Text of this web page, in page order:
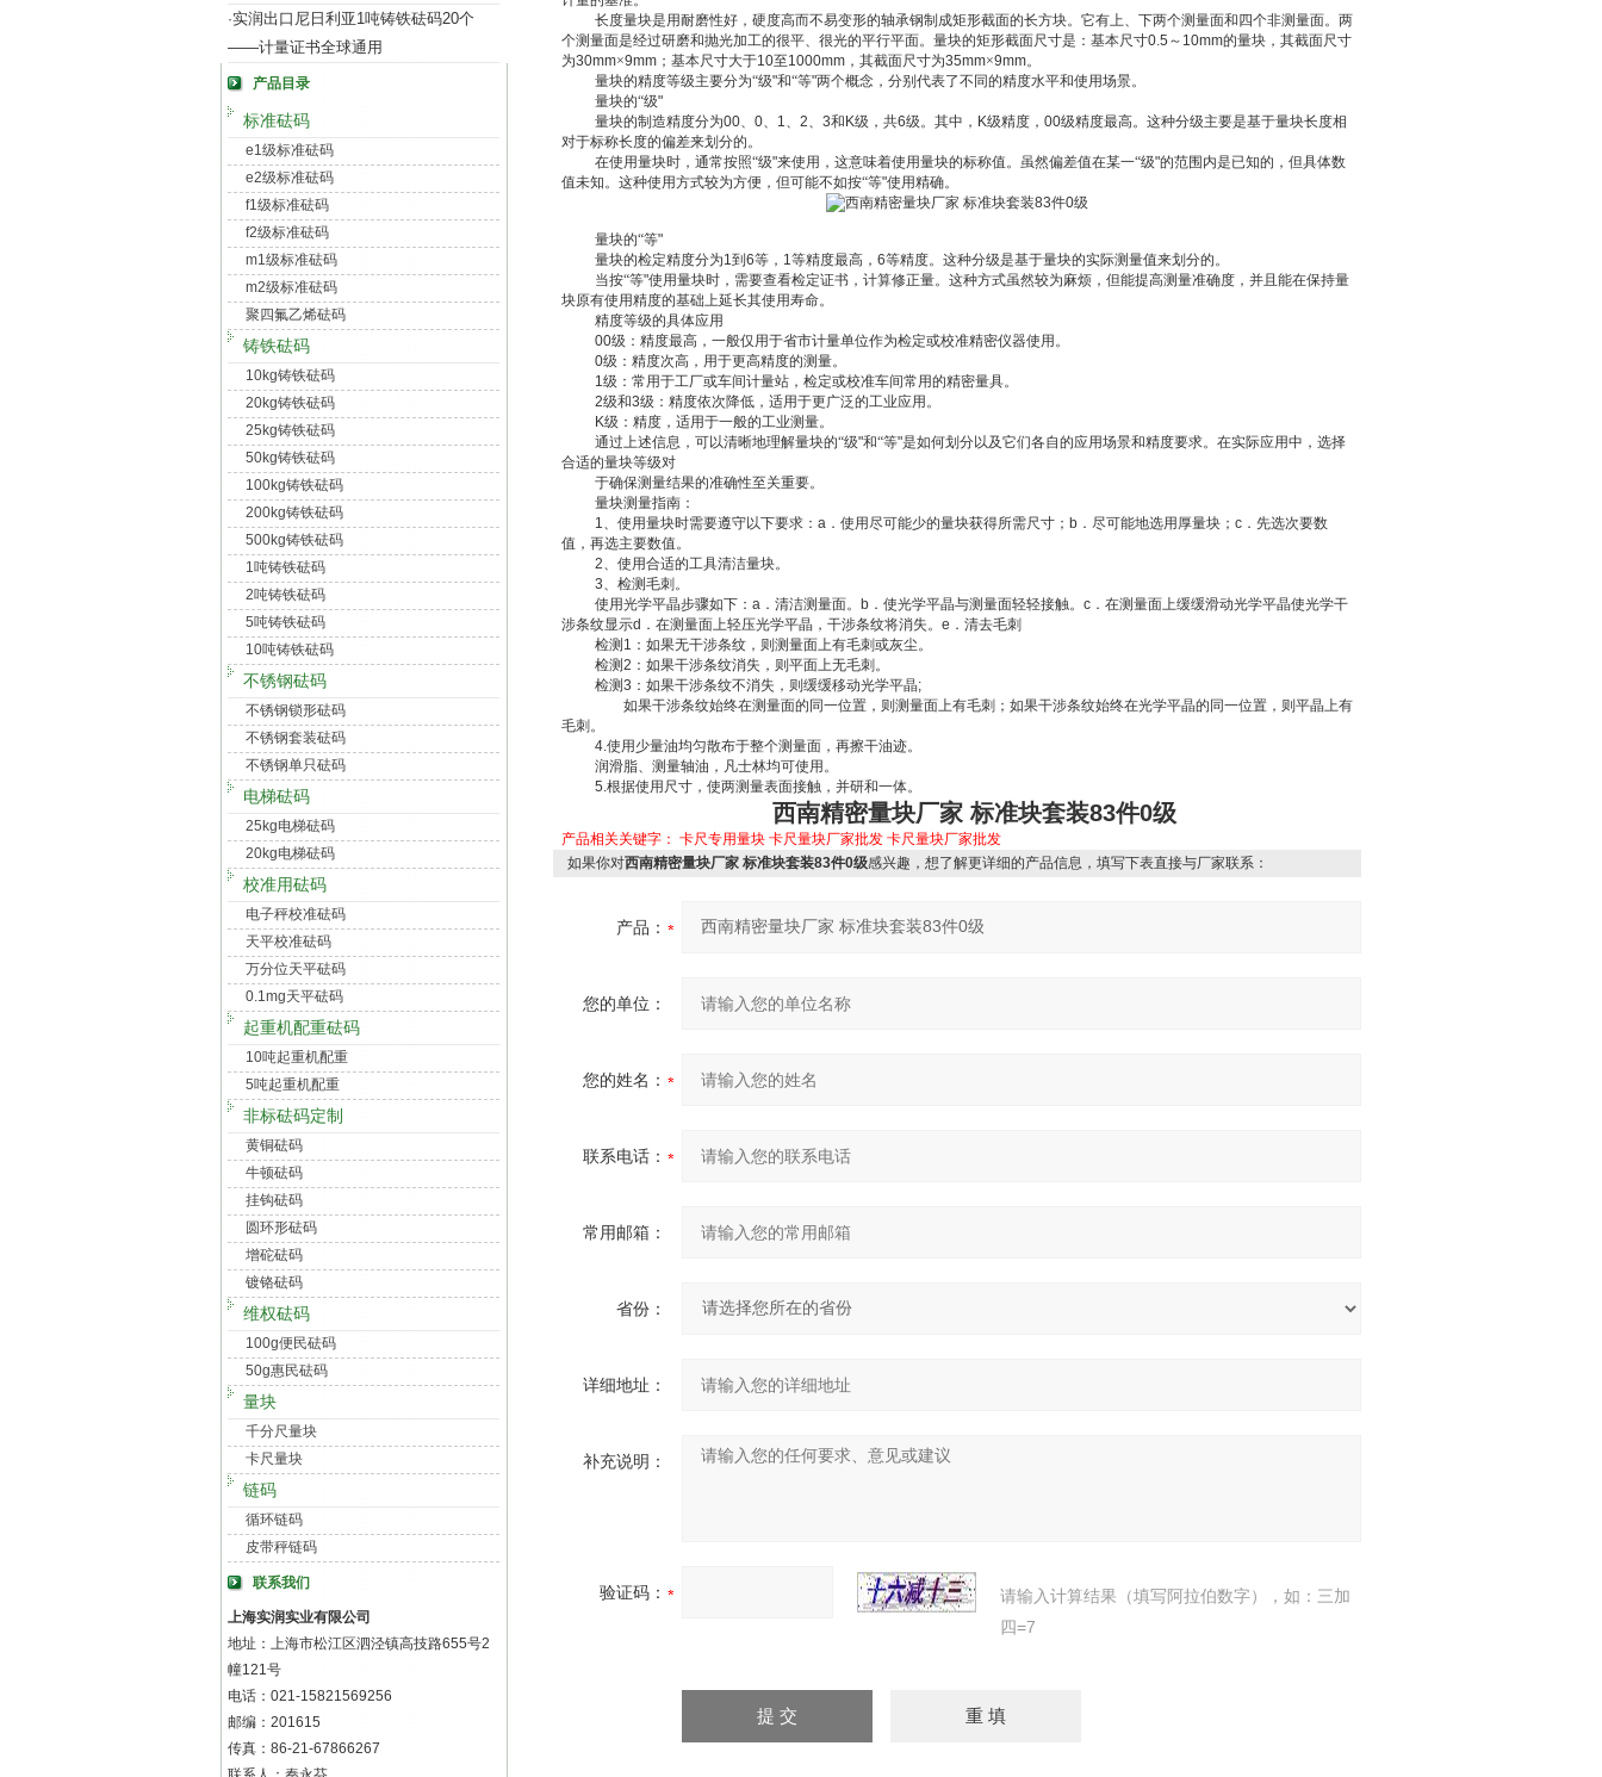
·实润出口尼日利亚1吨铸铁砝码20个
——计量证书全球通用
产品目录
标准砝码
e1级标准砝码
e2级标准砝码
f1级标准砝码
f2级标准砝码
m1级标准砝码
m2级标准砝码
聚四氟乙烯砝码
铸铁砝码
10kg铸铁砝码
20kg铸铁砝码
25kg铸铁砝码
50kg铸铁砝码
100kg铸铁砝码
200kg铸铁砝码
500kg铸铁砝码
1吨铸铁砝码
2吨铸铁砝码
5吨铸铁砝码
10吨铸铁砝码
不锈钢砝码
不锈钢锁形砝码
不锈钢套装砝码
不锈钢单只砝码
电梯砝码
25kg电梯砝码
20kg电梯砝码
校准用砝码
电子秤校准砝码
天平校准砝码
万分位天平砝码
0.1mg天平砝码
起重机配重砝码
10吨起重机配重
5吨起重机配重
非标砝码定制
黄铜砝码
牛顿砝码
挂钩砝码
圆环形砝码
增砣砝码
镀铬砝码
维权砝码
100g便民砝码
50g惠民砝码
量块
千分尺量块
卡尺量块
链码
循环链码
皮带秤链码
联系我们
上海实润实业有限公司
地址：上海市松江区泗泾镇高技路655号2
幢121号
电话：021-15821569256
邮编：201615
传真：86-21-67866267
长度量块是用耐磨性好，硬度高而不易变形的轴承钢制成矩形截面的长方块。它有上、下两个测量面和四个非测量面。两
个测量面是经过研磨和抛光加工的很平、很光的平行平面。量块的矩形截面尺寸是：基本尺寸0.5 ～ 10mm的量块，其截面尺寸
为30mm×9mm ；基本尺寸大于10至1000mm ，其截面尺寸为35mm×9mm。
量块的精度等级主要分为“级"和“等"两个概念，分别代表了不同的精度水平和使用场景。
量块的“级"
量块的制造精度分为00、 0、 1、 2、 3和 K级，共6级。其中， K级精度， 00级精度最高。这种分级主要是基于量块长度相
对于标称长度的偏差来划分的。
在使用量块时，通常按照“级"来使用，这意味着使用量块的标称值。虽然偏差值在某一“级"的范围内是已知的，但具体数
值未知。这种使用方式较为方便，但可能不如按“等"使用精确。
量块的“等"
量块的检定精度分为1到 6等， 1等精度最高， 6等精度。这种分级是基于量块的实际测量值来划分的。
当按“等"使用量块时，需要查看检定证书，计算修正量。这种方式虽然较为麻烦，但能提高测量准确度，并且能在保持量
块原有使用精度的基础上延长其使用寿命。
精度等级的具体应用
‌00级 ：精度最高，一般仅用于省市计量单位作为检定或校准精密仪器使用。
‌0级 ：精度次高，用于更高精度的测量。
‌1级 ：常用于工厂或车间计量站，检定或校准车间常用的精密量具。
‌2级和3级 ：精度依次降低，适用于更广泛的工业应用。
‌K级 ：精度，适用于一般的工业测量。
通过上述信息，可以清晰地理解量块的“级"和“等"是如何划分以及它们各自的应用场景和精度要求。在实际应用中，选择
合适的量块等级对
于确保测量结果的准确性至关重要。
量块测量指南：
1、使用量块时需要遵守以下要求： a ．使用尽可能少的量块获得所需尺寸； b ．尽可能地选用厚量块； c ．先选次要数
值，再选主要数值。
2、使用合适的工具清洁量块。
3、检测毛刺。
使用光学平晶步骤如下： a ．清洁测量面。 b ．使光学平晶与测量面轻轻接触。 c ．在测量面上缓缓滑动光学平晶使光学干
涉条纹显示d ．在测量面上轻压光学平晶，干涉条纹将消失。 e ．清去毛刺
检测 1 ：如果无干涉条纹，则测量面上有毛刺或灰尘。
检测2 ：如果干涉条纹消失，则平面上无毛刺。
检测3 ：如果干涉条纹不消失，则缓缓移动光学平晶;
如果干涉条纹始终在测量面的同一位置，则测量面上有毛刺；如果干涉条纹始终在光学平晶的同一位置，则平晶上有
毛刺。
4.使用少量油均匀散布于整个测量面，再擦干油迹。
润滑脂、测量轴油，凡士林均可使用。
5.根据使用尺寸，使两测量表面接触，并研和一体。
西南精密量块厂家 标准块套装83件0级
产品相关关键字： 卡尺专用量块 卡尺量块厂家批发 卡尺量块厂家批发
如果你对西南精密量块厂家 标准块套装83件0级感兴趣，想了解更详细的产品信息，填写下表直接与厂家联系：
产品：
您的单位：
您的姓名：
联系电话：
常用邮箱：
省份：
详细地址：
补充说明：
验证码：
请输入计算结果（填写阿拉伯数字），如：三加
四=7